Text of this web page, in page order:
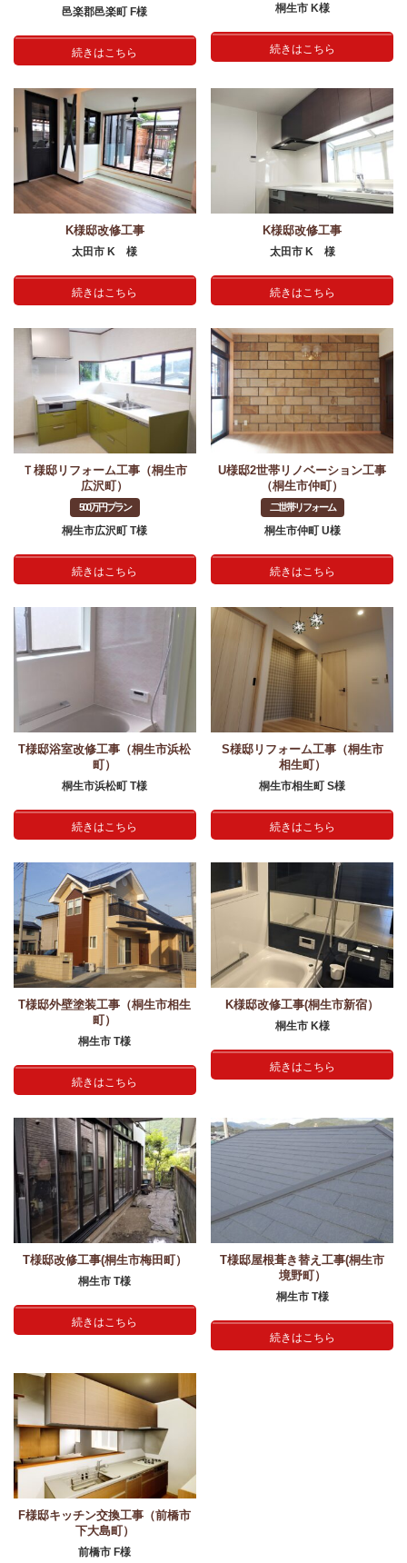
邑楽郡邑楽町 F様
続きはこちら
桐生市 K様
続きはこちら
K様邸改修工事
太田市 K 様
続きはこちら
K様邸改修工事
太田市 K 様
続きはこちら
Ｔ様邸リフォーム工事（桐生市
広沢町）
500万円プラン
桐生市広沢町 T様
続きはこちら
U様邸2世帯リノベーション工事
（桐生市仲町）
二世帯リフォーム
桐生市仲町 U様
続きはこちら
T様邸浴室改修工事（桐生市浜松
町）
桐生市浜松町 T様
続きはこちら
S様邸リフォーム工事（桐生市
相生町）
桐生市相生町 S様
続きはこちら
T様邸外壁塗装工事（桐生市相生
町）
桐生市 T様
続きはこちら
K様邸改修工事(桐生市新宿）
桐生市 K様
続きはこちら
T様邸改修工事(桐生市梅田町）
桐生市 T様
続きはこちら
T様邸屋根葺き替え工事(桐生市
境野町）
桐生市 T様
続きはこちら
F様邸キッチン交換工事（前橋市
下大島町）
前橋市 F様